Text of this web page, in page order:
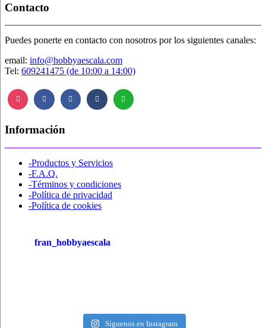
Contacto
Puedes ponerte en contacto con nosotros por los siguientes canales:
email: info@hobbyaescala.com
Tel: 609241475 (de 10:00 a 14:00)
Información
-Productos y Servicios
-F.A.Q.
-Términos y condiciones
-Política de privacidad
-Política de cookies
fran_hobbyaescala
Síguenos en Instagram